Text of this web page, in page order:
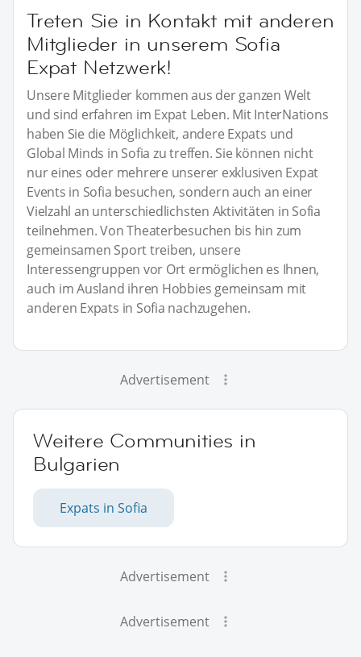
Treten Sie in Kontakt mit anderen
Mitglieder in unserem Sofia
Expat Netzwerk!
Unsere Mitglieder kommen aus der ganzen Welt
und sind erfahren im Expat Leben. Mit InterNations
haben Sie die Möglichkeit, andere Expats und
Global Minds in Sofia zu treffen. Sie können nicht
nur eines oder mehrere unserer exklusiven Expat
Events in Sofia besuchen, sondern auch an einer
Vielzahl an unterschiedlichsten Aktivitäten in Sofia
teilnehmen. Von Theaterbesuchen bis hin zum
gemeinsamen Sport treiben, unsere
Interessengruppen vor Ort ermöglichen es Ihnen,
auch im Ausland ihren Hobbies gemeinsam mit
anderen Expats in Sofia nachzugehen.
Advertisement
Weitere Communities in
Bulgarien
Expats in Sofia
Advertisement
Advertisement